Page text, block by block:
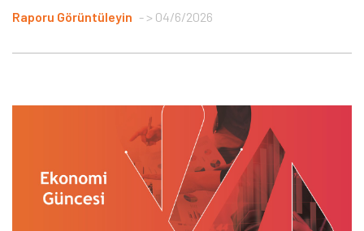
Raporu Görüntüleyin > 04/6/2026